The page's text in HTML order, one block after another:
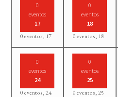
0
eventos
17
0 eventos, 17
0
eventos
18
0 eventos, 18
0
eventos
24
0 eventos,24
0
eventos
25
0 eventos,25